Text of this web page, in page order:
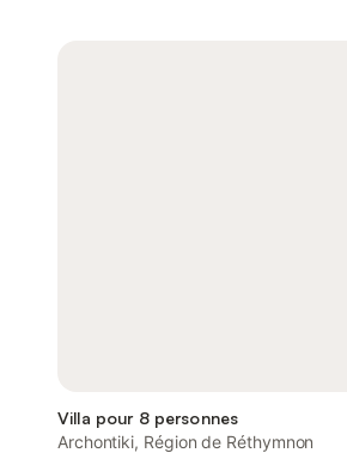
Villa pour 8 personnes
Archontiki, Région de Réthymnon